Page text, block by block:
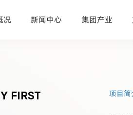
况 新闻中心 集团产业
FIRST 项目简